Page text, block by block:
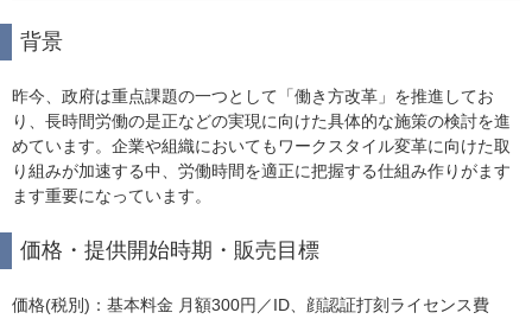
背景
昨今、政府は重点課題の一つとして「働き方改革」を推進してお
り、長時間労働の是正などの実現に向けた具体的な施策の検討を進
めています。企業や組織においてもワークスタイル変革に向けた取
り組みが加速する中、労働時間を適正に把握する仕組み作りがます
ます重要になっています。
価格・提供開始時期・販売目標
価格(税別)：基本料金 月額300円／ID、顔認証打刻ライセンス費